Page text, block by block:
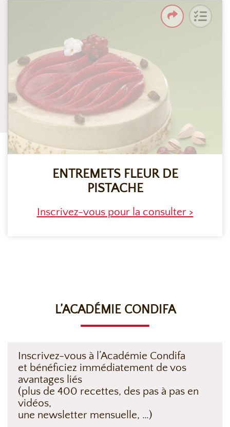
ENTREMETS FLEUR DE
PISTACHE
Inscrivez-vous pour la consulter >
L’ACADÉMIE CONDIFA
Inscrivez-vous à l’Académie Condifa
et bénéficiez immédiatement de vos
avantages liés
(plus de 400 recettes, des pas à pas en
vidéos,
une newsletter mensuelle, …)